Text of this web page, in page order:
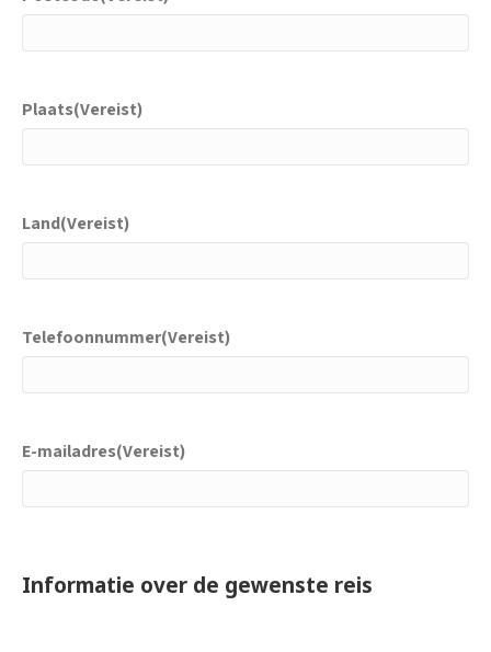
Plaats(Vereist)
Land(Vereist)
Telefoonnummer(Vereist)
E-mailadres(Vereist)
Informatie over de gewenste reis